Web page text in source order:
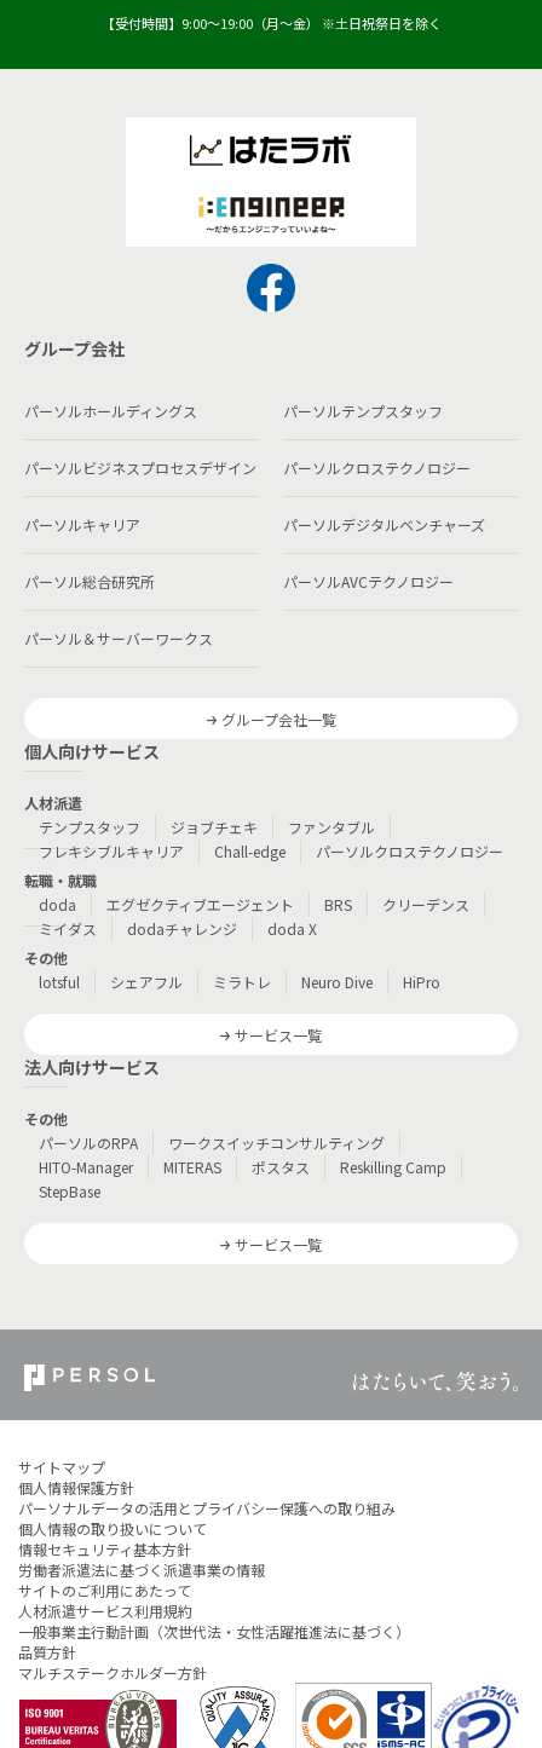
【受付時間】9:00〜19:00（月〜金） ※土日祝祭日を除く
グループ会社
パーソルホールディングス パーソルテンプスタッフ
パーソルビジネスプロセスデザイン パーソルクロステクノロジー
パーソルキャリア パーソルデジタルベンチャーズ
パーソル総合研究所 パーソルAVCテクノロジー
パーソル＆サーバーワークス
グループ会社一覧
個人向けサービス
人材派遣
テンプスタッフ
ジョブチェキ
ファンタブル
フレキシブルキャリア
Chall-edge
パーソルクロステクノロジー
転職・就職
doda
エグゼクティブエージェント BRS
クリーデンス
ミイダス
dodaチャレンジ
doda X
その他
lotsful
シェアフル ミラトレ Neuro Dive HiPro
サービス一覧
法人向けサービス
その他
パーソルのRPA
ワークスイッチコンサルティング
HITO-Manager
MITERAS ポスタス
Reskilling Camp
StepBase
サービス一覧
サイトマップ
個人情報保護方針
パーソナルデータの活用とプライバシー保護への取り組み
個人情報の取り扱いについて
情報セキュリティ基本方針
労働者派遣法に基づく派遣事業の情報
サイトのご利用にあたって
人材派遣サービス利用規約
一般事業主行動計画（次世代法・女性活躍推進法に基づく）
品質方針
マルチステークホルダー方針